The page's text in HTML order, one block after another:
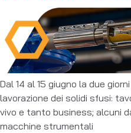
Dal 14 al 15 giugno la due
lavorazione dei solidi sfusi:
vivo e tanto business; alcuni
macchine strumentali